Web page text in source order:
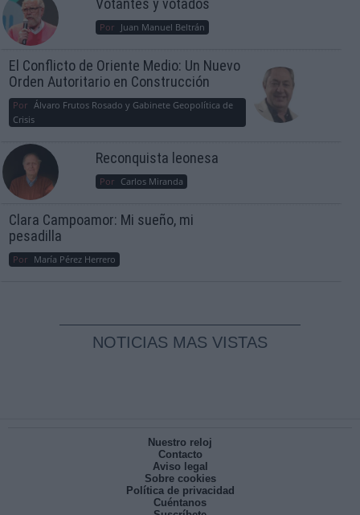
Votantes y votados
Por Juan Manuel Beltrán
El Conflicto de Oriente Medio: Un Nuevo
Orden Autoritario en Construcción
Por Álvaro Frutos Rosado y Gabinete Geopolítica de
Crisis
Reconquista leonesa
Por Carlos Miranda
Clara Campoamor: Mi sueño, mi
pesadilla
Por María Pérez Herrero
NOTICIAS MAS VISTAS
Nuestro reloj
Contacto
Aviso legal
Sobre cookies
Política de privacidad
Cuéntanos